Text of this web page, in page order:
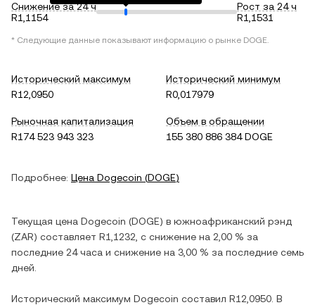
Снижение за 24 ч
R1,1154
Рост за 24 ч
R1,1531
* Следующие данные показывают информацию о рынке DOGE.
Исторический максимум
R12,0950
Исторический минимум
R0,017979
Рыночная капитализация
R174 523 943 323
Объем в обращении
155 380 886 384 DOGE
Подробнее: Цена Dogecoin (DOGE)
Текущая цена Dogecoin (DOGE) в южноафриканский рэнд
(ZAR) составляет R1,1232 , c снижение на 2,00 % за
последние 24 часа и снижение на 3,00 % за последние семь
дней.
Исторический максимум Dogecoin составил R12,0950 . В